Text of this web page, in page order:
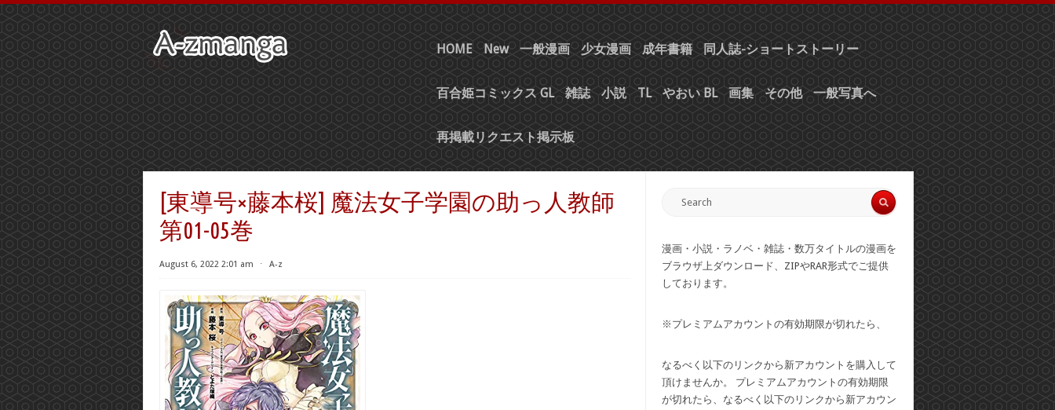
HOME New 一般漫画 少女漫画 成年書籍 同人誌-ショートストーリー
百合姫コミックス GL 雑誌 小説 TL やおい BL 画集 その他 一般写真へ
再掲載リクエスト掲示板
[東導号×藤本桜] 魔法女子学園の助っ人教師
第01-05巻
August 6, 2022 2:01 am ⋅ A-z
漫画・小説・ラノベ・雑誌・数万タイトルの漫画を
ブラウザ上ダウンロード、ZIPやRAR形式でご提供
しております。
※プレミアムアカウントの有効期限が切れたら、
なるべく以下のリンクから新アカウントを購入して
頂けませんか。 プレミアムアカウントの有効期限
が切れたら、なるべく以下のリンクから新アカウン